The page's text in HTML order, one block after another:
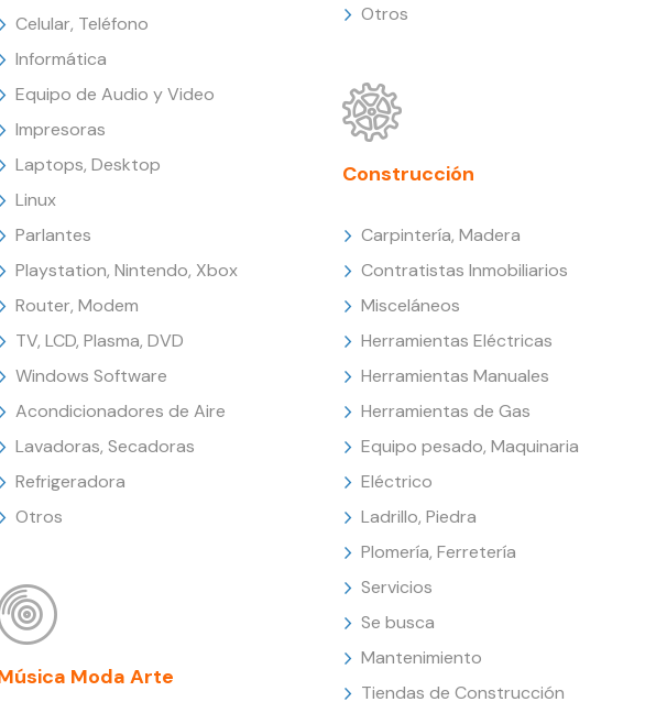
Celular, Teléfono
Informática
Equipo de Audio y Video
Impresoras
Laptops, Desktop
Linux
Parlantes
Playstation, Nintendo, Xbox
Router, Modem
TV, LCD, Plasma, DVD
Windows Software
Acondicionadores de Aire
Lavadoras, Secadoras
Refrigeradora
Otros
Moda Arte
Otros
Construcción
Carpintería, Madera
Contratistas Inmobiliarios
Misceláneos
Herramientas Eléctricas
Herramientas Manuales
Herramientas de Gas
Equipo pesado, Maquinaria
Eléctrico
Ladrillo, Piedra
Plomería, Ferretería
Servicios
Se busca
Mantenimiento
Tiendas de Construcción